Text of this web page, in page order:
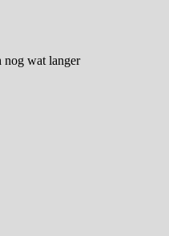
nog wat langer